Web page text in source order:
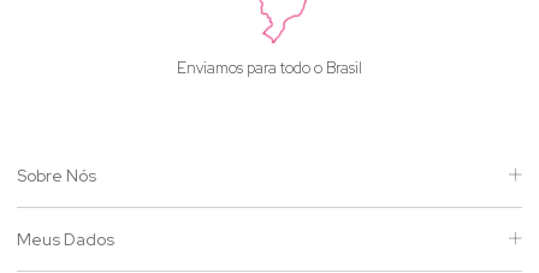
Enviamos para todo o Brasil
Sobre Nós
Meus Dados